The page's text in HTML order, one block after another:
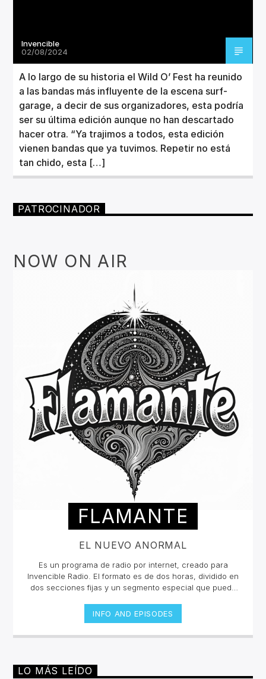
Invencible
02/08/2024
A lo largo de su historia el Wild O’ Fest ha reunido
a las bandas más influyente de la escena surf-
garage, a decir de sus organizadores, esta podría
ser su última edición aunque no han descartado
hacer otra. “Ya trajimos a todos, esta edición
vienen bandas que ya tuvimos. Repetir no está
tan chido, esta […]
PATROCINADOR
NOW ON AIR
FLAMANTE
EL NUEVO ANORMAL
Es un programa de radio por internet, creado para
Invencible Radio. El formato es de dos horas, dividido en
dos secciones fijas y un segmento especial que puede
neopsicodélica mundial, Flamante presenta nuevas
exploraciones musicales (poco convencionales y
audaces) de la escena underground, sin dejar de lado
INFO AND EPISODES
LO MÁS LEÍDO